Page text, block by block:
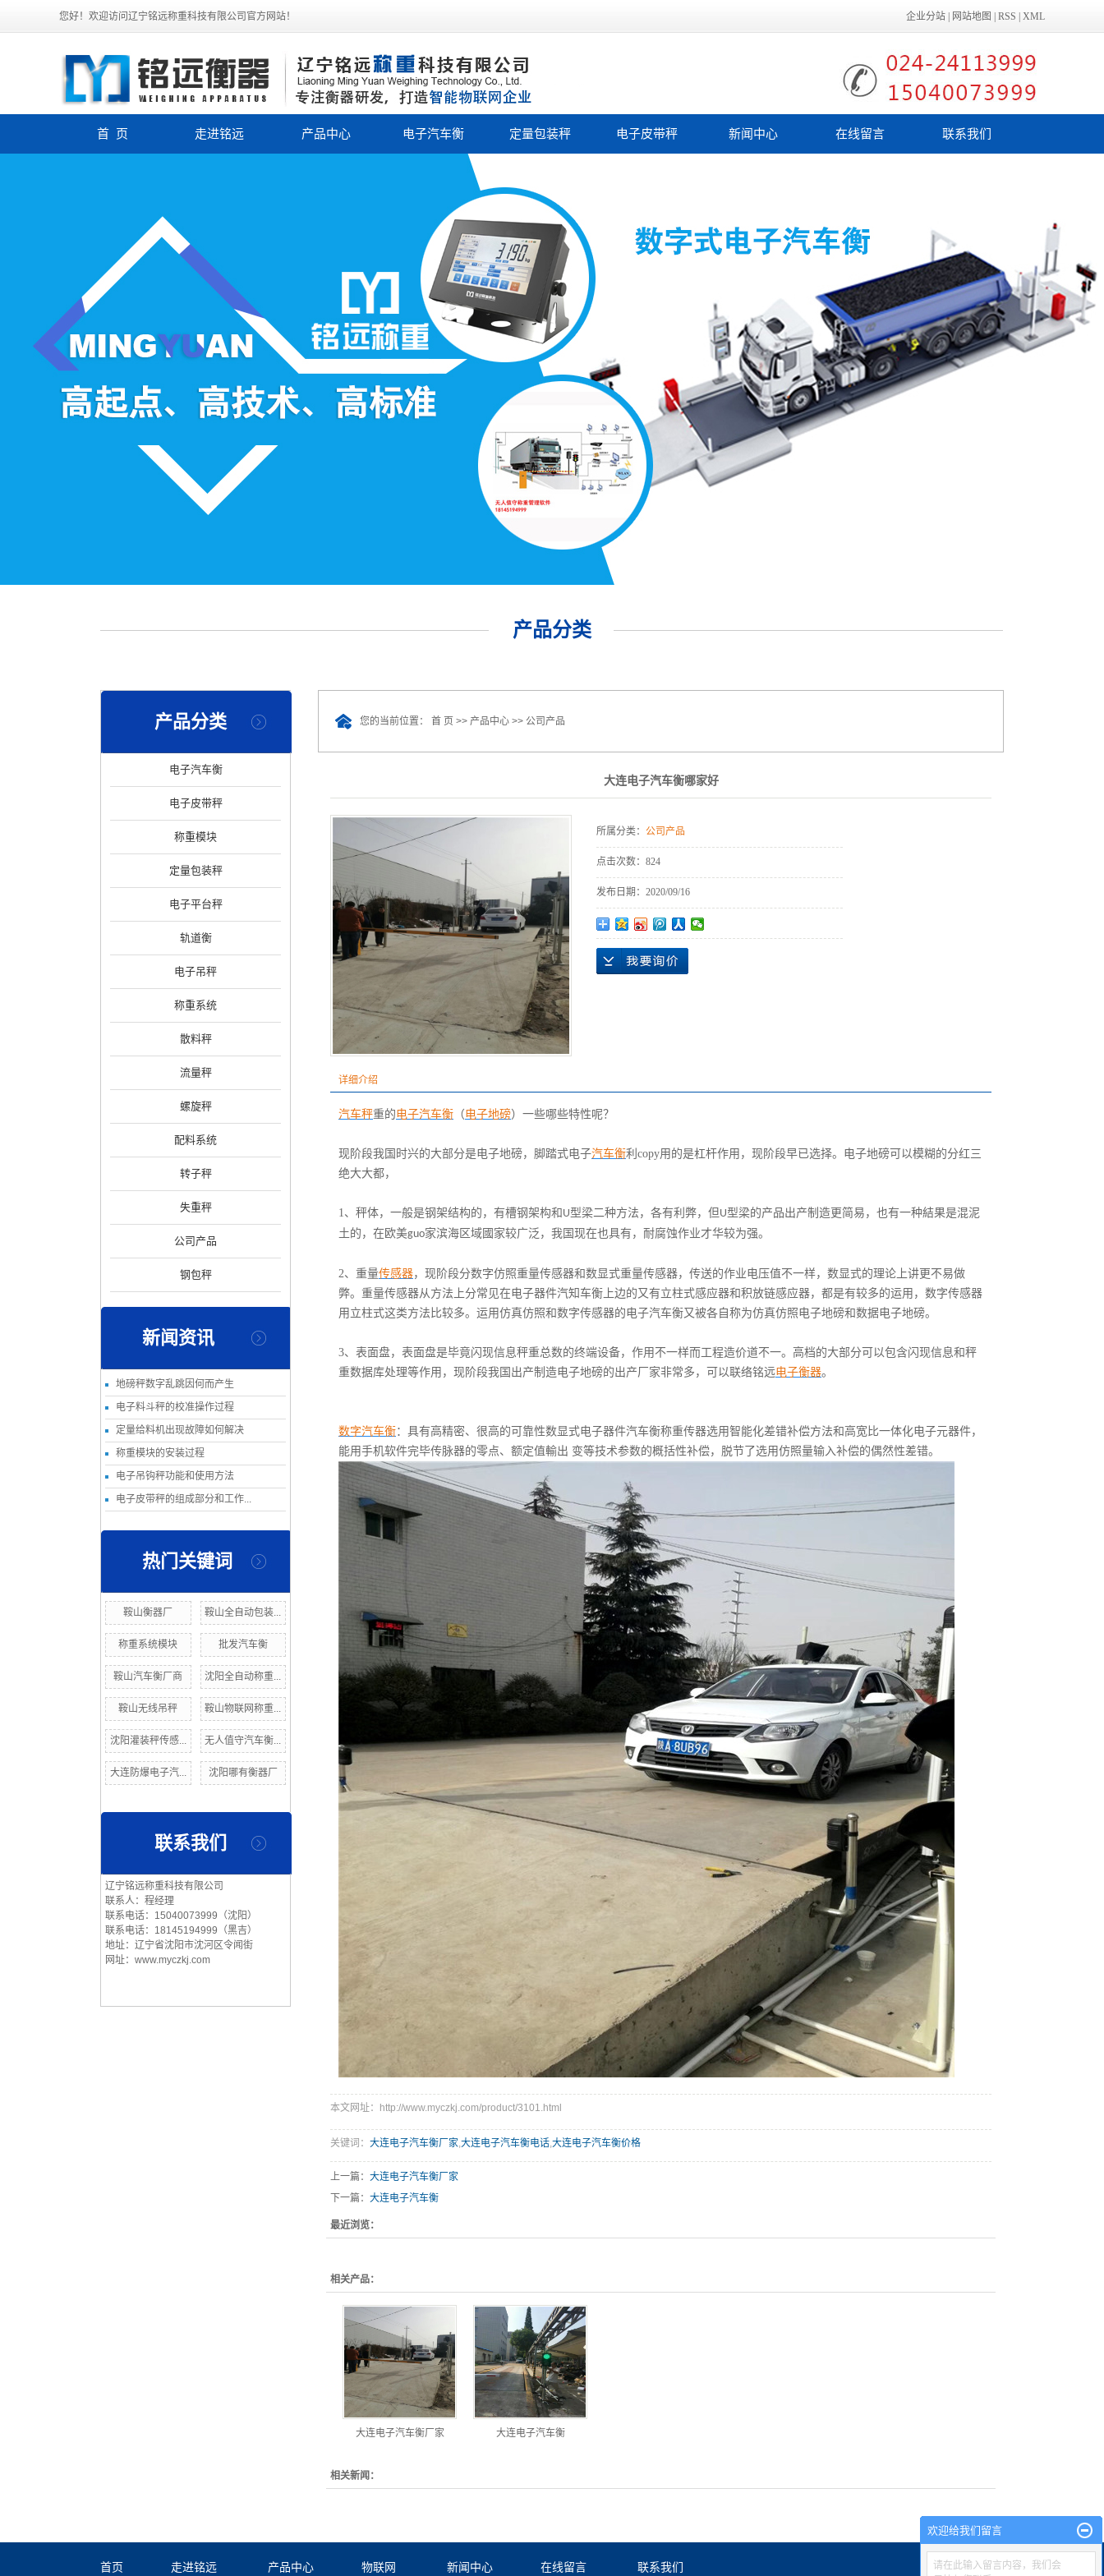
您好！欢迎访问辽宁铭远称重科技有限公司官方网站！ 企业分站 网站地图 RSS XML
首 页 走进铭远 产品中心
轨道衡
电子吊秤
称重系统
散料秤
电子汽车衡 定量包装秤 电子皮带秤 新闻中心
技术知识
在线留言 联系我们
产品分类
产品分类
电子汽车衡
电子皮带秤
称重模块
定量包装秤
电子平台秤
轨道衡
电子吊秤
称重系统
散料秤
流量秤
螺旋秤
配料系统
转子秤
失重秤
公司产品
钢包秤
新闻资讯
地磅秤数字乱跳因何而产生
电子料斗秤的校准操作过程
定量给料机出现故障如何解决
称重模块的安装过程
电子吊钩秤功能和使用方法
电子皮带秤的组成部分和工作...
热门关键词
鞍山衡器厂 鞍山全自动包装...
称重系统模块 批发汽车衡
鞍山汽车衡厂商 沈阳全自动称重...
鞍山无线吊秤 鞍山物联网称重...
沈阳灌装秤传感... 无人值守汽车衡...
大连防爆电子汽... 沈阳哪有衡器厂
联系我们
辽宁铭远称重科技有限公司
联系人：程经理
联系电话：15040073999（沈阳）
联系电话：18145194999（黑吉）
地址：辽宁省沈阳市沈河区令闻街
网址：www.myczkj.com
您的当前位置： 首 页 >> 产品中心 >> 公司产品
大连电子汽车衡哪家好
所属分类： 公司产品
点击次数： 824
发布日期： 2020/09/16
详细介绍
汽车秤重的电子汽车衡 （电子地磅）一些哪些特性呢？
现阶段我国时兴的大部分是电子地磅，脚踏式电子汽车衡利 copy用的是杠杆作用，现阶段早已选择。电子地磅可以模糊的分红三
绝大大都，
1、秤体，一般是钢架结构的，有槽钢架构和 U型梁二种方法，各有利弊，但U型梁的产品出产制造更简易，也有一种結果是混泥
土的，在欧美guo家滨海区域國家较广泛，我国现在也具有，耐腐蚀作业才华较为强。
2、重量传感器，现阶段分数字仿照重量传感器和数显式重量传感器，传送的作业电压值不一样，数显式的理论上讲更不易做
弊。重量传感器从方法上分常见在电子器件汽知车衡上边的又有立柱式感应器和积放链感应器，都是有较多的运用，数字传感器
用立柱式这类方法比较多。运用仿真仿照和数字传感器的电子汽车衡又被各自称为仿真仿照电子地磅和数据电子地磅。
3、表面盘，表面盘是毕竟闪现信息秤重总数的终端设备，作用不一样而工程造价道不一。高档的大部分可以包含闪现信息和秤
重数据库处理等作用，现阶段我国出产制造电子地磅的出产厂家非常多，可以联络铭远电子衡器。
数字汽车衡：具有高精密、很高的可靠性数显式电子器件汽车衡称重传器选用智能化差错补偿方法和高宽比一体化电子元器件，
能用手机软件完毕传脉器的零点、额定值輸出 变等技术参数的概括性补偿，脱节了选用仿照量输入补偿的偶然性差错。
本文网址：http://www.myczkj.com/product/3101.html
关键词： 大连电子汽车衡厂家,大连电子汽车衡电话,大连电子汽车衡价格
上一篇： 大连电子汽车衡厂家
下一篇： 大连电子汽车衡
最近浏览：
相关产品：
大连电子汽车衡厂家 大连电子汽车衡
相关新闻：
首页 走进铭远 产品中心 物联网 新闻中心 在线留言 联系我们
欢迎给我们留言
请在此输入留言内容，我们会